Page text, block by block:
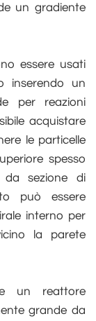
un gradiente
essere usati
inserendo un
per reazioni
acquistare
le particelle
spesso
da sezione di
può essere
interno per
la parete
un reattore
grande da